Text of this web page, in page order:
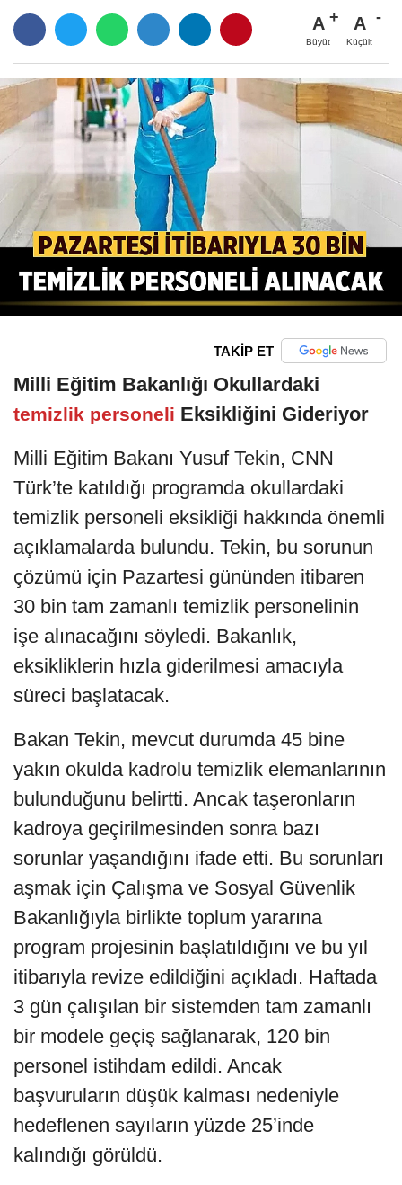
A
Büyüt
A
Küçült
TAKİP ET
Milli Eğitim Bakanlığı Okullardaki
temizlik personeli Eksikliğini Gideriyor
Milli Eğitim Bakanı Yusuf Tekin, CNN
Türk’te katıldığı programda okullardaki
temizlik personeli eksikliği hakkında önemli
açıklamalarda bulundu. Tekin, bu sorunun
çözümü için Pazartesi gününden itibaren
30 bin tam zamanlı temizlik personelinin
işe alınacağını söyledi. Bakanlık,
eksikliklerin hızla giderilmesi amacıyla
süreci başlatacak.
Bakan Tekin, mevcut durumda 45 bine
yakın okulda kadrolu temizlik elemanlarının
bulunduğunu belirtti. Ancak taşeronların
kadroya geçirilmesinden sonra bazı
sorunlar yaşandığını ifade etti. Bu sorunları
aşmak için Çalışma ve Sosyal Güvenlik
Bakanlığıyla birlikte toplum yararına
program projesinin başlatıldığını ve bu yıl
itibarıyla revize edildiğini açıkladı. Haftada
3 gün çalışılan bir sistemden tam zamanlı
bir modele geçiş sağlanarak, 120 bin
personel istihdam edildi. Ancak
başvuruların düşük kalması nedeniyle
hedeflenen sayıların yüzde 25’inde
kalındığı görüldü.